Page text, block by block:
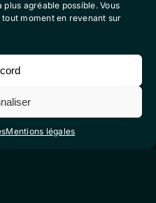
agréable possible. Vous
moment en revenant sur
Mentions légales
réseaux sociaux